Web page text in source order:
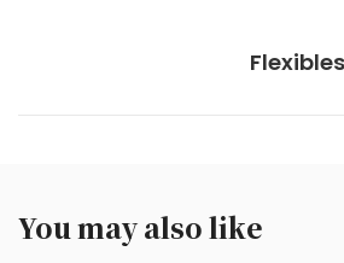
You may also like